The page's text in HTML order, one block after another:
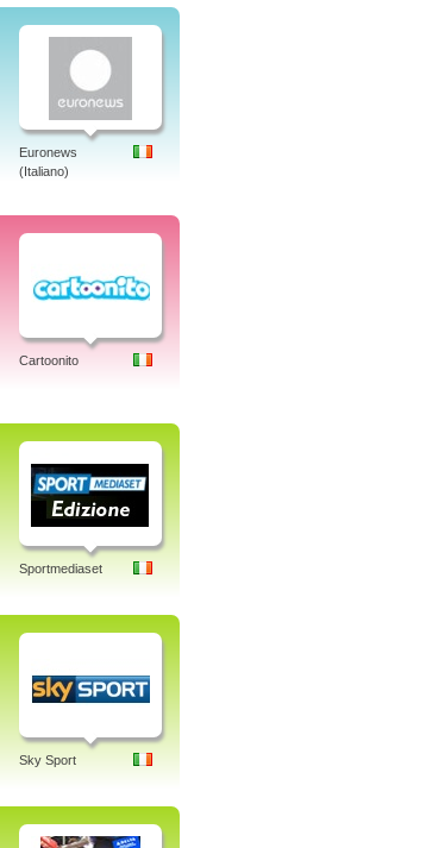
Euronews
(Italiano)
Cartoonito
Sportmediaset
Sky Sport